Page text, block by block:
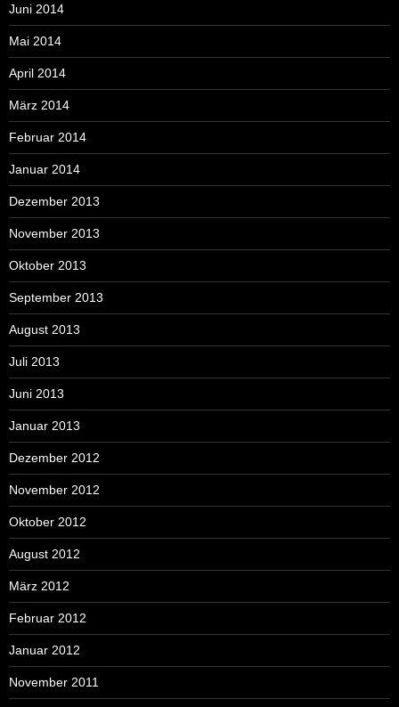
Juni 2014
Mai 2014
April 2014
März 2014
Februar 2014
Januar 2014
Dezember 2013
November 2013
Oktober 2013
September 2013
August 2013
Juli 2013
Juni 2013
Januar 2013
Dezember 2012
November 2012
Oktober 2012
August 2012
März 2012
Februar 2012
Januar 2012
November 2011